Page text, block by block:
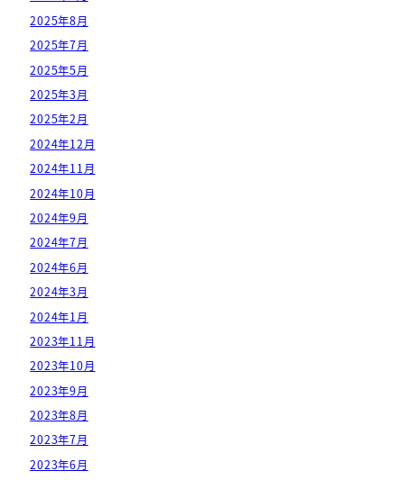
2025年8月
2025年7月
2025年5月
2025年3月
2025年2月
2024年12月
2024年11月
2024年10月
2024年9月
2024年7月
2024年6月
2024年3月
2024年1月
2023年11月
2023年10月
2023年9月
2023年8月
2023年7月
2023年6月